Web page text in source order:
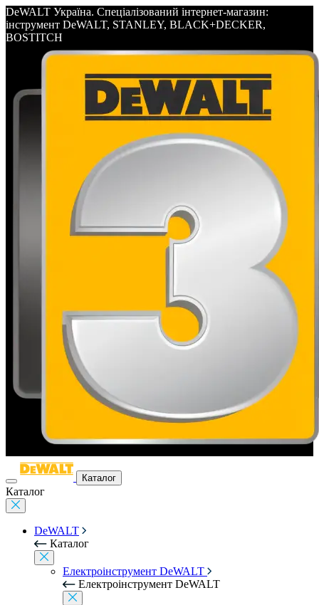
DeWALT Україна. Спеціалізований інтернет-магазин:
інструмент DeWALT, STANLEY, BLACK+DECKER,
BOSTITCH
Каталог
Каталог
DeWALT
Каталог
Електроінструмент DeWALT
Електроінструмент DeWALT